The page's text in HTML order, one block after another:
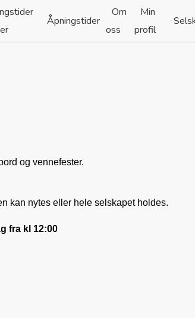
Åpningstider
Om
oss
Min
profil
og vennefester.
kan nytes eller hele selskapet holdes.
fra kl 12:00